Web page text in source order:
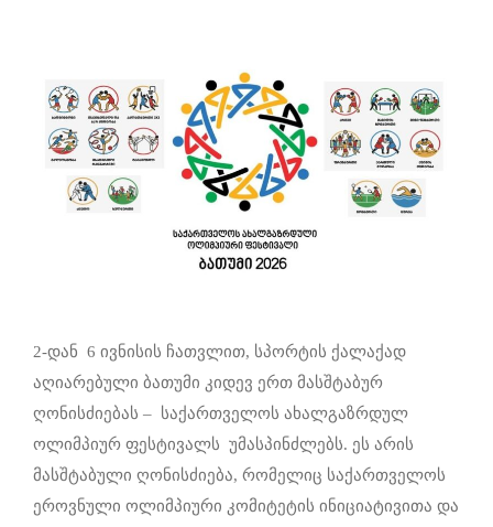
2-დან 6 ივნისის ჩათვლით, სპორტის ქალაქად
აღიარებული ბათუმი კიდევ ერთ მასშტაბურ
ღონისძიებას – საქართველოს ახალგაზრდულ
ოლიმპიურ ფესტივალს უმასპინძლებს. ეს არის
მასშტაბული ღონისძიება, რომელიც საქართველოს
ეროვნული ოლიმპიური კომიტეტის ინიციატივითა და